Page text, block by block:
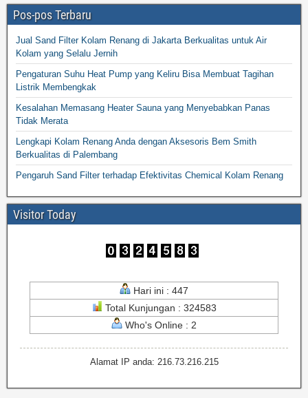
Pos-pos Terbaru
Jual Sand Filter Kolam Renang di Jakarta Berkualitas untuk Air
Kolam yang Selalu Jernih
Pengaturan Suhu Heat Pump yang Keliru Bisa Membuat Tagihan
Listrik Membengkak
Kesalahan Memasang Heater Sauna yang Menyebabkan Panas
Tidak Merata
Lengkapi Kolam Renang Anda dengan Aksesoris Bem Smith
Berkualitas di Palembang
Pengaruh Sand Filter terhadap Efektivitas Chemical Kolam Renang
Visitor Today
Hari ini : 447
Total Kunjungan : 324583
Who's Online : 2
Alamat IP anda: 216.73.216.215